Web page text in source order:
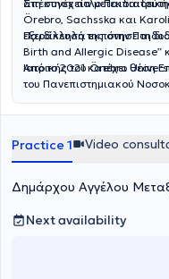
απέκτησε τίτλο
Στη συνέχεια
Örebro, Sachsska και
εξειδίκευσή της στην
Παράλληλα εκπόνησε τη
Birth and Allergic Disease”
Ιατρικής του Örebro
Από το 2021 κατέχει θέση
του Πανεπιστημιακού
Practice 1 Video
Δημάρχου Αγγέλου
Next availability